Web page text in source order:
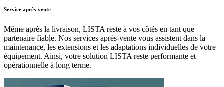
Service après-vente
Même après la livraison, LISTA reste à vos côtés en tant que
partenaire fiable. Nos services après-vente vous assistent dans la
maintenance, les extensions et les adaptations individuelles de votre
équipement. Ainsi, votre solution LISTA reste performante et
opérationnelle à long terme.